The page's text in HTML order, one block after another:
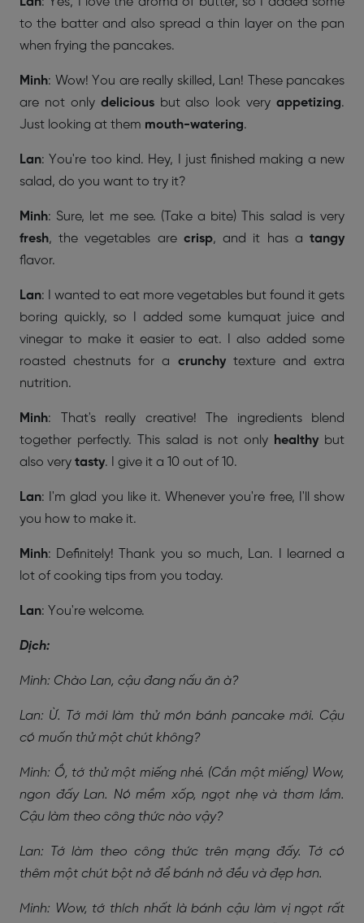
to the batter and also spread a thin layer on the pan
when frying the pancakes.
Minh: Wow! You are really skilled, Lan! These pancakes
are not only delicious but also look very appetizing.
Just looking at them mouth-watering.
Lan: You're too kind. Hey, I just finished making a new
salad, do you want to try it?
Minh: Sure, let me see. (Take a bite) This salad is very
fresh, the vegetables are crisp, and it has atangy
flavor.
Lan: I wanted to eat more vegetables but found it gets
boring quickly, so I added some kumquat juice and
vinegar to make it easier to eat. I also added some
roasted chestnuts for a crunchy texture and extra
nutrition.
Minh: That's really creative! The ingredients blend
together perfectly. This salad is not only healthy but
also very tasty. I give it a 10 out of 10.
Lan: I'm glad you like it. Whenever you're free, I'll show
you how to make it.
Minh: Definitely! Thank you so much, Lan. I learned a
lot of cooking tips from you today.
Lan: You're welcome.
Dịch:
Minh: Chào Lan, cậu đang nấu ăn à?
Lan: Ừ. Tớ mới làm thử món bánh pancake mới. Cậu
có muốn thử một chút không?
Minh: Ồ, tớ thử một miếng nhé. (Cắn một miếng) Wow,
ngon đấy Lan. Nó mềm xốp, ngọt nhẹ và thơm lắm.
Cậu làm theo công thức nào vậy?
Lan: Tớ làm theo công thức trên mạng đấy. Tớ có
thêm một chút bột nở để bánh nở đều và đẹp hơn.
Minh: Wow, tớ thích nhất là bánh cậu làm vị ngọt rất